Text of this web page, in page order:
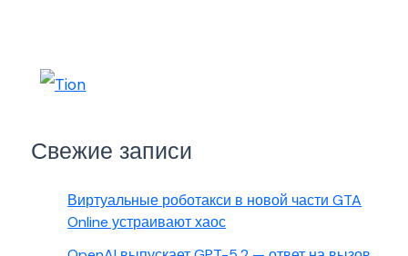
Свежие записи
Виртуальные роботакси в новой части GTA
Online устраивают хаос